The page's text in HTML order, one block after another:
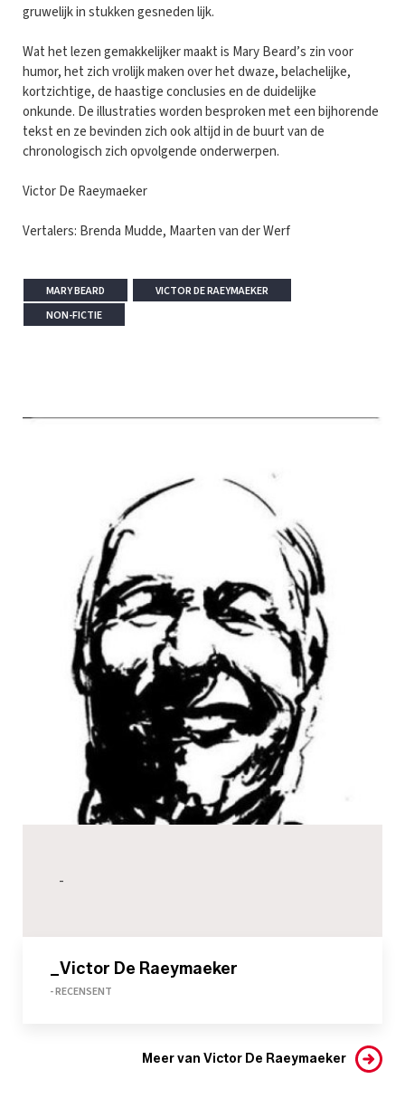
gruwelijk in stukken gesneden lijk.
Wat het lezen gemakkelijker maakt is Mary Beard’s zin voor
humor, het zich vrolijk maken over het dwaze, belachelijke,
kortzichtige, de haastige conclusies en de duidelijke
onkunde. De illustraties worden besproken met een bijhorende
tekst en ze bevinden zich ook altijd in de buurt van de
chronologisch zich opvolgende onderwerpen.
Victor De Raeymaeker
Vertalers: Brenda Mudde, Maarten van der Werf
MARY BEARD
VICTOR DE RAEYMAEKER
NON-FICTIE
-
_Victor De Raeymaeker
- RECENSENT
Meer van Victor De Raeymaeker